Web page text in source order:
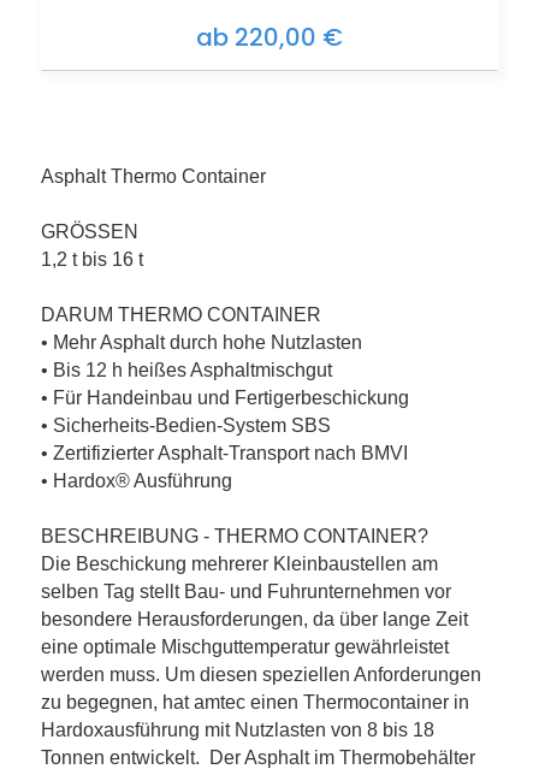
ab 220,00 €
Asphalt Thermo Container
GRÖSSEN
1,2 t bis 16 t
DARUM THERMO CONTAINER
• Mehr Asphalt durch hohe Nutzlasten
• Bis 12 h heißes Asphaltmischgut
• Für Handeinbau und Fertigerbeschickung
• Sicherheits-Bedien-System SBS
• Zertifizierter Asphalt-Transport nach BMVI
• Hardox® Ausführung
BESCHREIBUNG - THERMO CONTAINER?
Die Beschickung mehrerer Kleinbaustellen am
selben Tag stellt Bau- und Fuhrunternehmen vor
besondere Herausforderungen, da über lange Zeit
eine optimale Mischguttemperatur gewährleistet
werden muss. Um diesen speziellen Anforderungen
zu begegnen, hat amtec einen Thermocontainer in
Hardoxausführung mit Nutzlasten von 8 bis 18
Tonnen entwickelt. Der Asphalt im Thermobehälter